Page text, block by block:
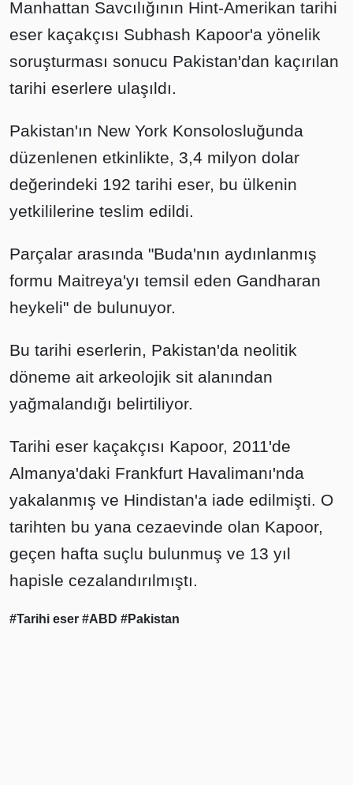
Manhattan Savcılığının Hint-Amerikan tarihi
eser kaçakçısı Subhash Kapoor'a yönelik
soruşturması sonucu Pakistan'dan kaçırılan
tarihi eserlere ulaşıldı.
Pakistan'ın New York Konsolosluğunda
düzenlenen etkinlikte, 3,4 milyon dolar
değerindeki 192 tarihi eser, bu ülkenin
yetkililerine teslim edildi.
Parçalar arasında "Buda'nın aydınlanmış
formu Maitreya'yı temsil eden Gandharan
heykeli" de bulunuyor.
Bu tarihi eserlerin, Pakistan'da neolitik
döneme ait arkeolojik sit alanından
yağmalandığı belirtiliyor.
Tarihi eser kaçakçısı Kapoor, 2011'de
Almanya'daki Frankfurt Havalimanı'nda
yakalanmış ve Hindistan'a iade edilmişti. O
tarihten bu yana cezaevinde olan Kapoor,
geçen hafta suçlu bulunmuş ve 13 yıl
hapisle cezalandırılmıştı.
#Tarihi eser #ABD #Pakistan